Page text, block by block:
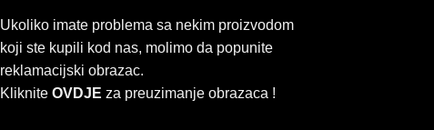
Ukoliko imate problema sa nekim proizvodom
koji ste kupili kod nas, molimo da popunite
reklamacijski obrazac.
Kliknite OVDJE za preuzimanje obrazaca !